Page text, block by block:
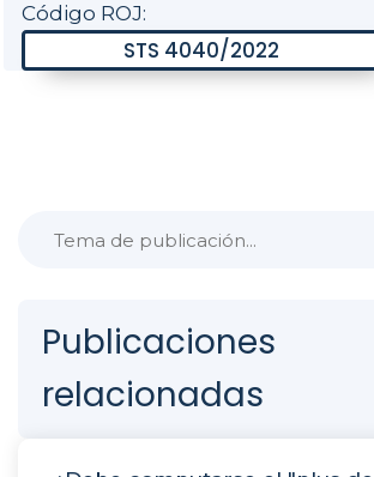
Publicaciones
relacionadas
Código ROJ: